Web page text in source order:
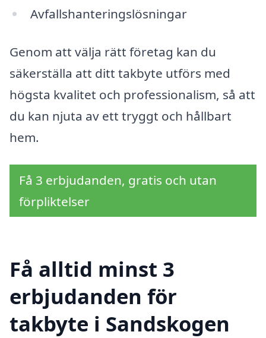
Avfallshanteringslösningar
Genom att välja rätt företag kan du
säkerställa att ditt takbyte utförs med
högsta kvalitet och professionalism, så att
du kan njuta av ett tryggt och hållbart
hem.
Få 3 erbjudanden, gratis och utan
förpliktelser
Få alltid minst 3
erbjudanden för
takbyte i Sandskogen